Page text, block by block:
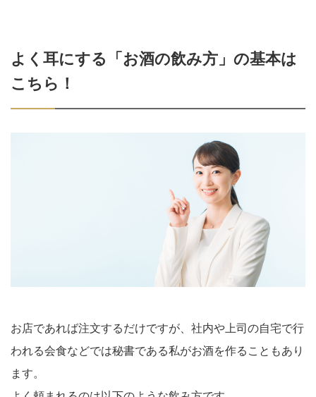
よく耳にする「お酒の飲み方」の基本は
こちら！
お店であれば注文するだけですが、社内や上司の自宅で行
われる会食などでは秘書である私がお酒を作ることもあり
ます。